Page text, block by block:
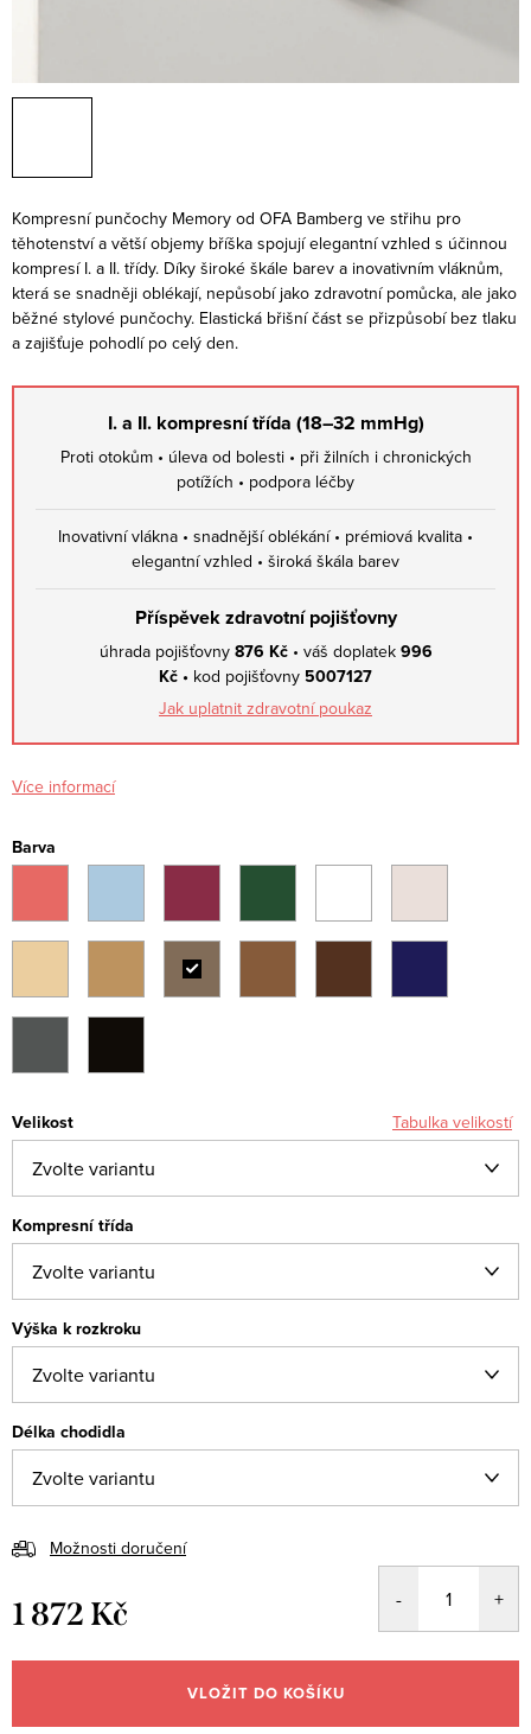
Kompresní punčochy Memory od OFA Bamberg ve střihu pro
těhotenství a větší objemy bříška spojují elegantní vzhled s účinnou
kompresí I. a II. třídy. Díky široké škále barev a inovativním vláknům,
která se snadněji oblékají, nepůsobí jako zdravotní pomůcka, ale jako
běžné stylové punčochy. Elastická břišní část se přizpůsobí bez tlaku
a zajišťuje pohodlí po celý den.
I. a II. kompresní třída (18–32 mmHg)
Proti otokům • úleva od bolesti • při žilních i chronických
potížích • podpora léčby
Inovativní vlákna • snadnější oblékání • prémiová kvalita •
elegantní vzhled • široká škála barev
Příspěvek zdravotní pojišťovny
úhrada pojišťovny 876 Kč• váš doplatek 996
Kč • kod pojišťovny 5007127
Jak uplatnit zdravotní poukaz
Více informací
Barva
Velikost Tabulka velikostí
Kompresní třída
Výška k rozkroku
Délka chodidla
Možnosti doručení
1 872 Kč
cena:
VLOŽIT DO KOŠÍKU